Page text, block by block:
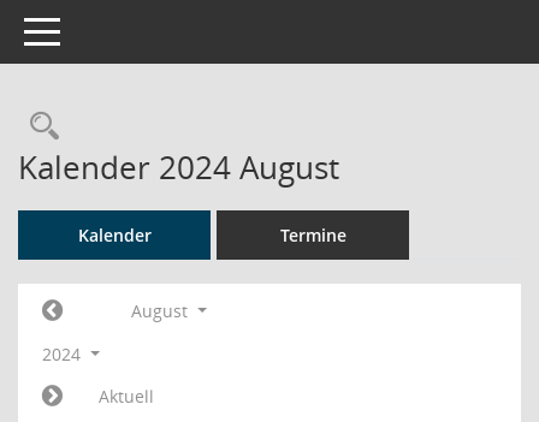
Toggle navigation
Rechercheauswahl
Kalender 2024 August
Kalender Termine
August
2024
Aktuell